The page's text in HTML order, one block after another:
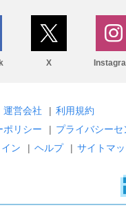
X
運営会社 | 利用規約
ポリシー
| プライバシーセ
ン
| ヘルプ | サイトマ